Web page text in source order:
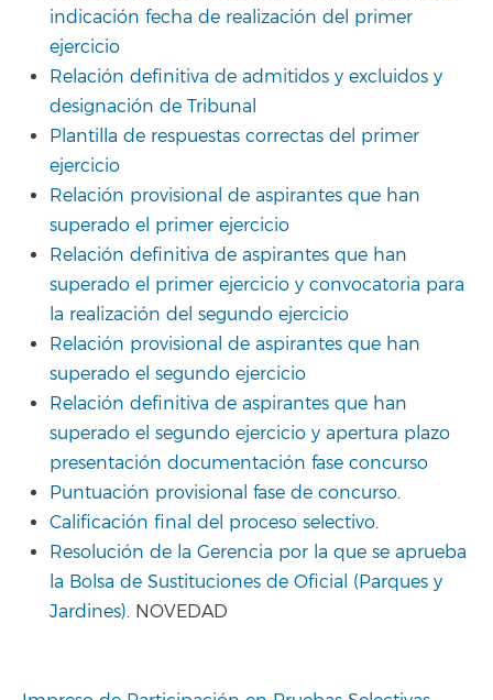
indicación fecha de realización del primer
ejercicio
Relación definitiva de admitidos y excluidos y
designación de Tribunal
Plantilla de respuestas correctas del primer
ejercicio
Relación provisional de aspirantes que han
superado el primer ejercicio
Relación definitiva de aspirantes que han
superado el primer ejercicio y convocatoria para
la realización del segundo ejercicio
Relación provisional de aspirantes que han
superado el segundo ejercicio
Relación definitiva de aspirantes que han
superado el segundo ejercicio y apertura plazo
presentación documentación fase concurso
Puntuación provisional fase de concurso.
Calificación final del proceso selectivo.
Resolución de la Gerencia por la que se aprueba
la Bolsa de Sustituciones de Oficial (Parques y
Jardines). NOVEDAD